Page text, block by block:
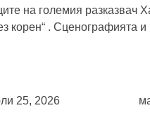
на големия разказвач
корен“ .
25, 2026